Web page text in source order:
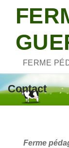
FERME
Contact
Ferme